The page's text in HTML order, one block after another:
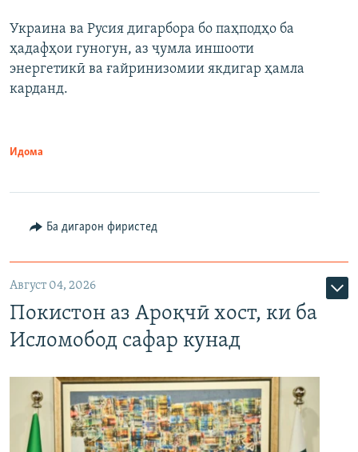
Украина ва Русия дигарбора бо паҳподҳо ба
ҳадафҳои гуногун, аз ҷумла иншооти
энергетикӣ ва ғайринизомии якдигар ҳамла
карданд.
Идома
Ба дигарон фиристед
Август 04, 2026
Покистон аз Ароқчӣ хост, ки ба
Исломобод сафар кунад